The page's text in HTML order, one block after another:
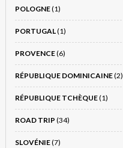
POLOGNE(1)
PORTUGAL(1)
PROVENCE(6)
RÉPUBLIQUE DOMINICAINE(2)
RÉPUBLIQUE TCHÈQUE(1)
ROAD TRIP (34)
SLOVÉNIE(7)